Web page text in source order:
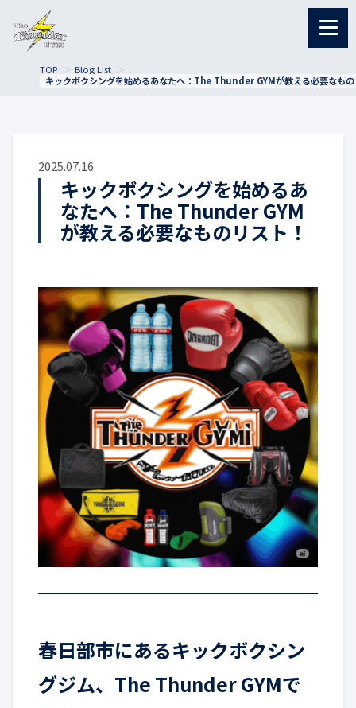
TOP
Blog List
キックボクシングを始めるあなたへ：The Thunder GYMが教える必要なもの
2025.07.16
キックボクシングを始めるあ
なたへ：The Thunder GYM
が教える必要なものリスト！
春日部市にあるキックボクシン
グジム、The Thunder GYMで